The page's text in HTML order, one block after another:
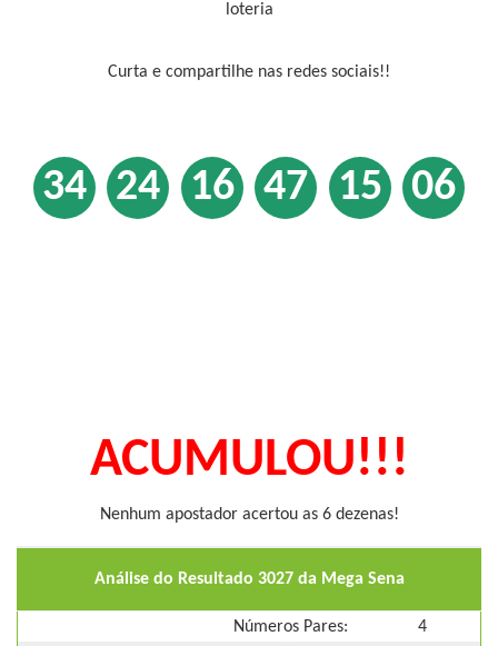
loteria
Curta e compartilhe nas redes sociais!!
34 24 16 47 15 06
ACUMULOU!!!
Nenhum apostador acertou as 6 dezenas!
Análise do Resultado 3027 da Mega Sena
Números Pares:
4